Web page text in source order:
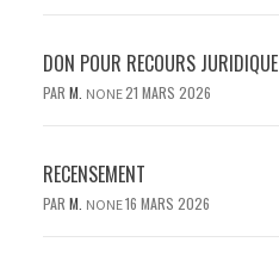
DON POUR RECOURS JURIDIQUE
PAR M. NONE21 MARS 2026
RECENSEMENT
PAR M. NONE16 MARS 2026